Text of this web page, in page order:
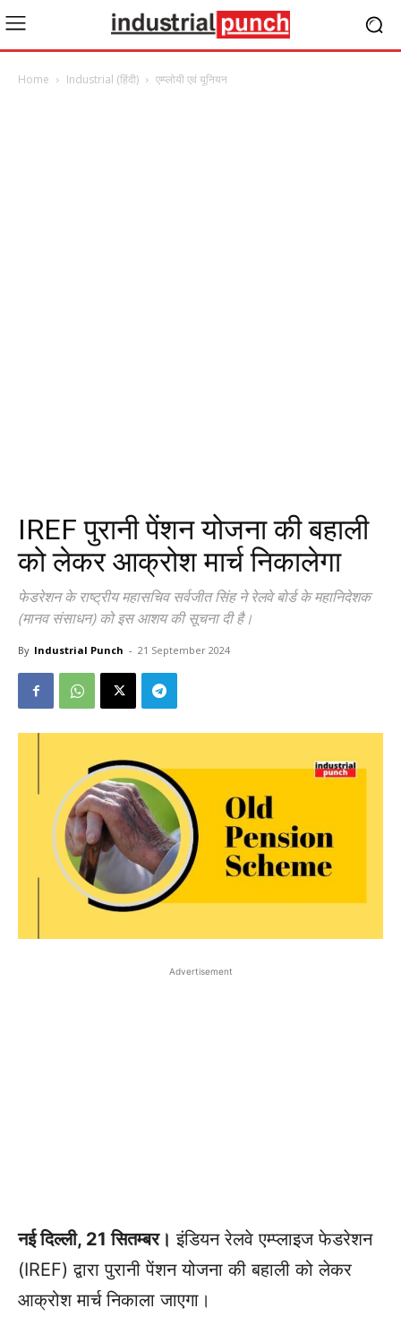
Home Industrial (हिंदी) एम्प्लोयी एवं यूनियन
IREF पुरानी पेंशन योजना की बहाली
को लेकर आक्रोश मार्च निकालेगा
फेडरेशन के राष्ट्रीय महासचिव सर्वजीत सिंह ने रेलवे बोर्ड के महानिदेशक
(मानव संसाधन) को इस आशय की सूचना दी है।
By Industrial Punch - 21 September 2024
Advertisement
नई दिल्ली, 21 सितम्बर। इंडियन रेलवे एम्प्लाइज फेडरेशन
(IREF) द्वारा पुरानी पेंशन योजना की बहाली को लेकर
आक्रोश मार्च निकाला जाएगा।